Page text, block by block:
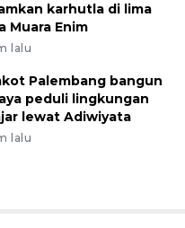
karhutla di lima
Muara Enim
lalu
Palembang bangun
peduli lingkungan
lewat Adiwiyata
lalu